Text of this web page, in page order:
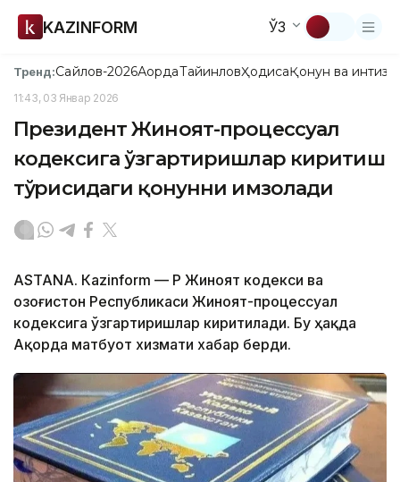
KAZINFORM ЎЗ
Тренд:Сайлов-2026АқордаТайинловҲодисаҚонун ва
11:43, 03 Январ 2026
Президент Жиноят-процессуал
кодексига ўзгартиришлар киритиш
тўғрисидаги қонунни имзолади
ASTANА. Кazinform — ҚР Жиноят кодекси ва
Қозоғистон Республикаси Жиноят-процессуал
кодексига ўзгартиришлар киритилади. Бу ҳақда
Ақорда матбуот хизмати хабар берди.